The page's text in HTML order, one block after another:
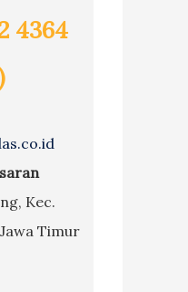
4364
Kec.
Timur